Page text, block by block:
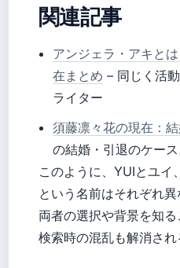
関連記事
アンジェラ・アキと
在まとめ – 同じく活
ライター
須藤凛々花の現在：
の結婚・引退のケー
このように、YUIとユイ
という名前はそれぞれ異
両者の選択や背景を知る
検索時の混乱も解消され